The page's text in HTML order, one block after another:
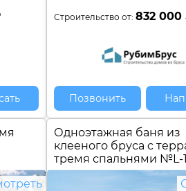
Строительство от:832 000
Позвонить
Одноэтажная баня из
клееного бруса c
тремя спальнями №L-